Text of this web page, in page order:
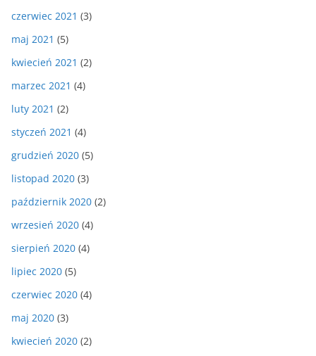
czerwiec 2021 (3)
maj 2021 (5)
kwiecień 2021 (2)
marzec 2021 (4)
luty 2021 (2)
styczeń 2021 (4)
grudzień 2020 (5)
listopad 2020 (3)
październik 2020 (2)
wrzesień 2020 (4)
sierpień 2020 (4)
lipiec 2020 (5)
czerwiec 2020 (4)
maj 2020 (3)
kwiecień 2020 (2)